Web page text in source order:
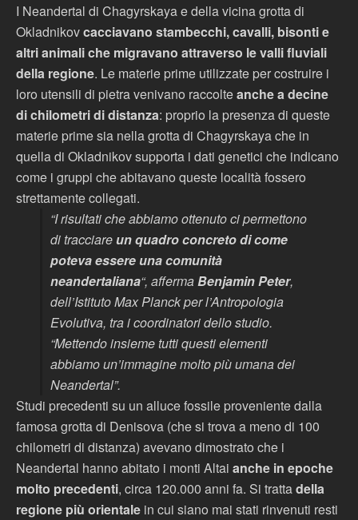
I Neandertal di Chagyrskaya e della vicina grotta di
Okladnikovcacciavano stambecchi, cavalli, bisonti e
altri animali che migravano attraverso le valli fluviali
della regione. Le materie prime utilizzate per costruire i
loro utensili di pietra venivano raccolteanche a decine
di chilometri di distanza: proprio la presenza di queste
materie prime sia nella grotta di Chagyrskaya che in
quella di Okladnikov supporta i dati genetici che indicano
come i gruppi che abitavano queste località fossero
strettamente collegati.
“I risultati che abbiamo ottenuto ci permettono
di tracciareun quadro concreto di come
poteva essere una comunità
neandertaliana“, affermaBenjamin Peter,
dell’Istituto Max Planck per l’Antropologia
Evolutiva, tra i coordinatori dello studio.
“Mettendo insieme tutti questi elementi
abbiamo un’immagine molto più umana dei
Neandertal”.
Studi precedenti su un alluce fossile proveniente dalla
famosa grotta di Denisova (che si trova a meno di 100
chilometri di distanza) avevano dimostrato che i
Neandertal hanno abitato i monti Altai anche in epoche
molto precedenti, circa 120.000 anni fa. Si trattadella
regione più orientale in cui siano mai stati rinvenuti resti